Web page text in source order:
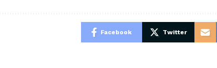
Facebook Twitter